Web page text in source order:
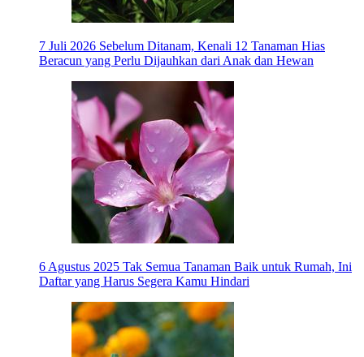
7 Juli 2026 Sebelum Ditanam, Kenali 12 Tanaman Hias
Beracun yang Perlu Dijauhkan dari Anak dan Hewan
6 Agustus 2025 Tak Semua Tanaman Baik untuk Rumah, Ini
Daftar yang Harus Segera Kamu Hindari